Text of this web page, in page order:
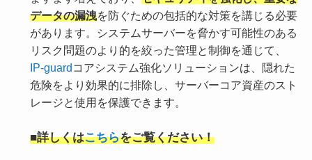
データの漏洩を防ぐための包括的な対策を講じる必要
があります。システムサーバーを脅かす可能性のある
リスク問題のより的を絞った管理と制御を通じて、
IP-guard コアシステム強化ソリューションは、隠れた
危険をより効果的に排除し、サーバーコア資産のスト
レージと使用を保護できます。
■詳しくはこちらをご覧ください！